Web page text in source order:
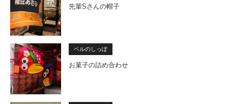
先輩Sさんの帽子
ベルのしっぽ
お菓子の詰め合わせ